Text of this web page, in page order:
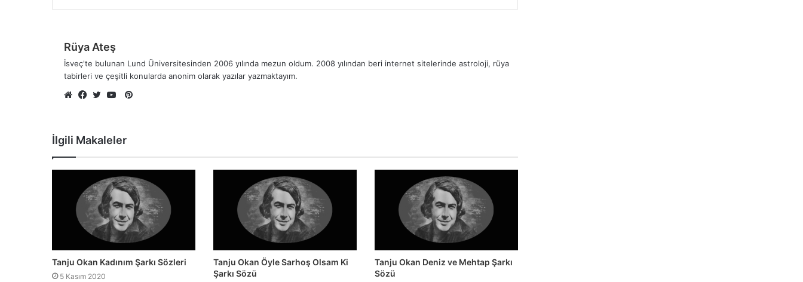
Rüya Ateş
İsveç'te bulunan Lund Üniversitesinden 2006 yılında mezun oldum. 2008 yılından beri internet sitelerinde astroloji, rüya
tabirleri ve çeşitli konularda anonim olarak yazılar yazmaktayım.
Pinterest
İlgili Makaleler
Tanju Okan Kadınım Şarkı Sözleri
5 Kasım 2020
Tanju Okan Öyle Sarhoş Olsam Ki
Şarkı Sözü
Tanju Okan Deniz ve Mehtap Şarkı
Sözü